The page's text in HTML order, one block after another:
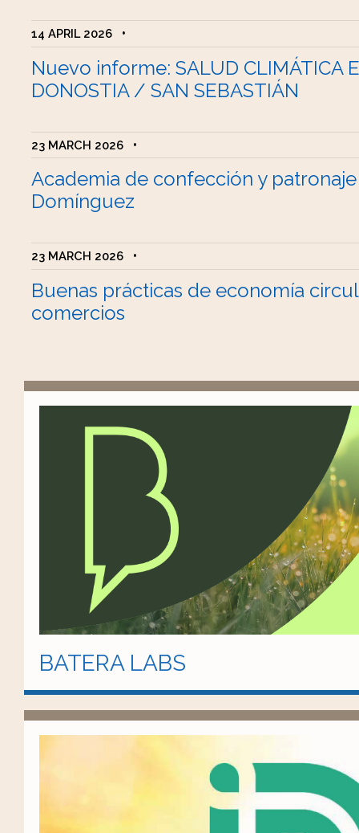
14 APRIL 2026 •
Nuevo informe: SALUD CLIMÁTICA
DONOSTIA / SAN SEBASTIÁN
23 MARCH 2026 •
Academia de confección y
Domínguez
23 MARCH 2026 •
Buenas prácticas de economía
comercios
BATERA LABS